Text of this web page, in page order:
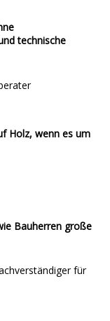
technische
Holz, wenn es um
Bauherren große
für